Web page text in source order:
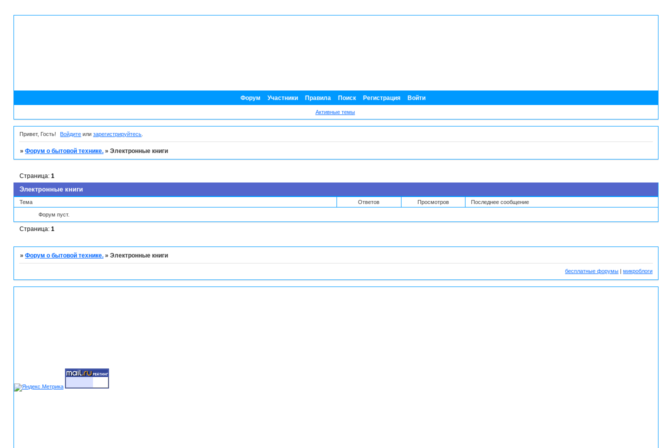
Форум Участники Правила Поиск Регистрация Войти
Активные темы
Привет, Гость! Войдите илизарегистрируйтесь
» Форум о бытовой технике. » Электронные книги
Электронные книги
Страница: 1
Тема Ответов Просмотров Последнее сообщение
Форум пуст.
Страница: 1
» Форум о бытовой технике. » Электронные книги
бесплатные форумы |микроблоги